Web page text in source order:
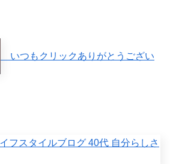
いつもクリックありがとうござい